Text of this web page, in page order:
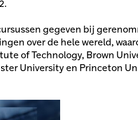
gegeven bij
over de hele wereld,
of Technology, Brown
University en Princeton